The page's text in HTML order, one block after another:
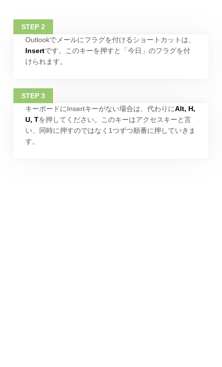
Outlookでメールにフラグを付けるショートカットは、
Insertです。このキーを押すと「今日」のフラグを付
けられます。
キーボードにInsertキーがない場合は、代わりにAlt, H,
U, Tを押してください。このキーはアクセスキーと言
い、同時に押すのではなく1つずつ順番に押していきま
す。